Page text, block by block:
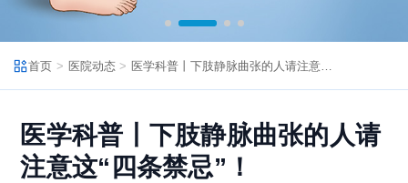
首页 医院动态
医学科普丨下肢静脉曲张的人请
注意这“四条禁忌”！